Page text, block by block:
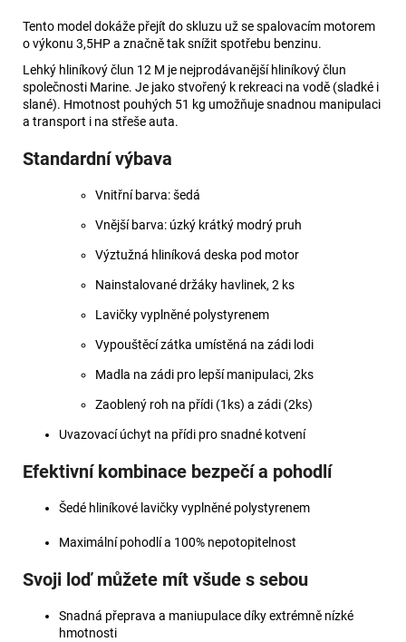
Tento model dokáže přejít do skluzu už se spalovacím motorem
o výkonu 3,5HP a značně tak snížit spotřebu benzinu.
Lehký hliníkový člun 12 M je nejprodávanější hliníkový člun
společnosti Marine. Je jako stvořený k rekreaci na vodě (sladké i
slané). Hmotnost pouhých 51 kg umožňuje snadnou manipulaci
a transport i na střeše auta.
Standardní výbava
Vnitřní barva: šedá
Vnější barva: úzký krátký modrý pruh
Výztužná hliníková deska pod motor
Nainstalované držáky havlinek, 2 ks
Lavičky vyplněné polystyrenem
Vypouštěcí zátka umístěná na zádi lodi
Madla na zádi pro lepší manipulaci, 2ks
Zaoblený roh na přídi (1ks) a zádi (2ks)
Uvazovací úchyt na přídi pro snadné kotvení
Efektivní kombinace bezpečí a pohodlí
Šedé hliníkové lavičky vyplněné polystyrenem
Maximální pohodlí a 100% nepotopitelnost
Svoji loď můžete mít všude s sebou
Snadná přeprava a maniupulace díky extrémně nízké
hmotnosti